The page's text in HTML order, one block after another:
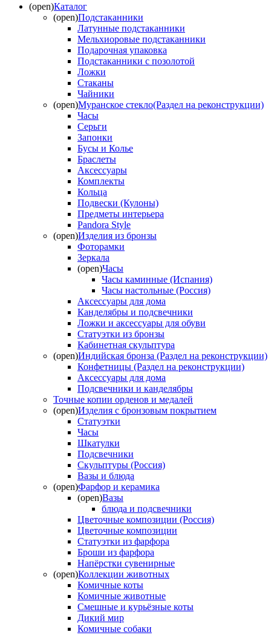
(open)Каталог
(open)Подстаканники
Латунные подстаканники
Мельхиоровые подстаканники
Подарочная упаковка
Подстаканники с позолотой
Ложки
Стаканы
Чайники
(open)Муранское стекло(Раздел на реконструкции)
Часы
Серьги
Запонки
Бусы и Колье
Браслеты
Аксессуары
Комплекты
Кольца
Подвески (Кулоны)
Предметы интерьера
Pandora Style
(open)Изделия из бронзы
Фоторамки
Зеркала
(open)Часы
Часы каминные (Испания)
Часы настольные (Россия)
Аксессуары для дома
Канделябры и подсвечники
Ложки и аксессуары для обуви
Статуэтки из бронзы
Кабинетная скульптура
(open)Индийская бронза (Раздел на реконструкции)
Конфетницы (Раздел на реконструкции)
Аксессуары для дома
Подсвечники и канделябры
Точные копии орденов и медалей
(open)Изделия с бронзовым покрытием
Статуэтки
Часы
Шкатулки
Подсвечники
Скульптуры (Россия)
Вазы и блюда
(open)Фарфор и керамика
(open)Вазы
блюда и подсвечники
Цветочные композиции (Россия)
Цветочные композиции
Статуэтки из фарфора
Броши из фарфора
Напёрстки сувенирные
(open)Коллекции животных
Комичные коты
Комичные животные
Смешные и курьёзные коты
Дикий мир
Комичные собаки